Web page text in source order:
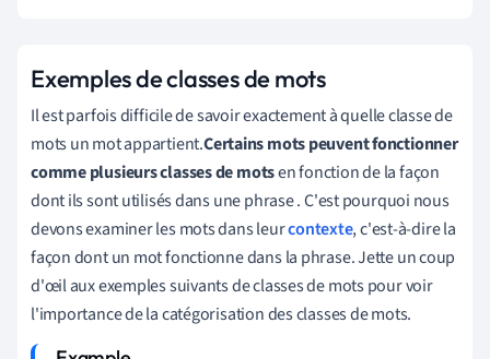
Exemples de classes de mots
Il est parfois difficile de savoir exactement à quelle classe de
mots un mot appartient.Certains mots peuvent fonctionner
comme plusieurs classes de motsen fonction de la façon
dont ils sont utilisés dans une phrase. C'est pourquoi nous
devons examiner les mots dans leurcontexte, c'est-à-dire la
façon dont un mot fonctionne dans la phrase. Jette un coup
d'œil aux exemples suivants de classes de mots pour voir
l'importance de la catégorisation des classes de mots.